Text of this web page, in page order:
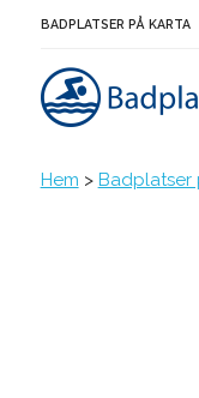
BADPLATSER PÅ KARTA
Hem > Badplatser